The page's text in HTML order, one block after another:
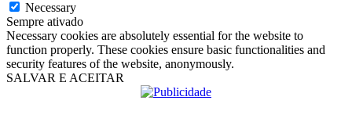
Necessary
Sempre ativado
Necessary cookies are absolutely essential for the website to
function properly. These cookies ensure basic functionalities and
security features of the website, anonymously.
SALVAR E ACEITAR